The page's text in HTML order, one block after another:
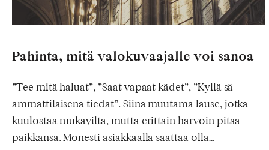
Pahinta, mitä valokuvaajalle voi sanoa
”Tee mitä haluat”, ”Saat vapaat kädet”, ”Kyllä sä
ammattilaisena tiedät”. Siinä muutama lause, jotka
kuulostaa mukavilta, mutta erittäin harvoin pitää
paikkansa. Monesti asiakkaalla saattaa olla…